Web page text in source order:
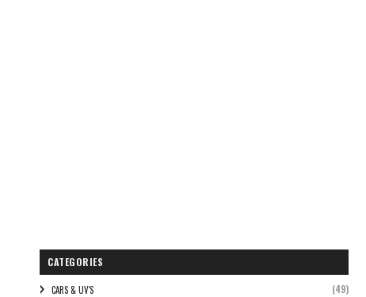
CATEGORIES
CARS & UV'S (49)